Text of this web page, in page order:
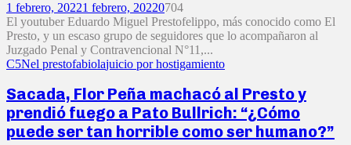
1 febrero, 20221 febrero, 20220704
El youtuber Eduardo Miguel Prestofelippo, más conocido como El
Presto, y un escaso grupo de seguidores que lo acompañaron al
Juzgado Penal y Contravencional N°11,...
C5Nel prestofabiolajuicio por hostigamiento
Sacada, Flor Peña machacó al Presto y
prendió fuego a Pato Bullrich: “¿Cómo
puede ser tan horrible como ser humano?”